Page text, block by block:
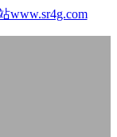
www.sr4g.com